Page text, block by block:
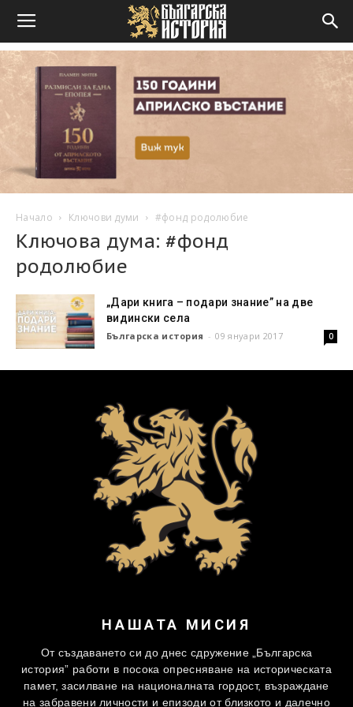
Начало Ключови думи #фонд родолюбие
Ключова дума: #фонд
родолюбие
„Дари книга – подари знание” на две
видински села
Българска история - 09 януари 2017 0
НАШАТА МИСИЯ
От създаването си до днес сдружение „Българска
история” работи в посока опресняване на историческата
памет, засилване на националната гордост, възраждане
на забравени личности и епизоди от близкото и далечно